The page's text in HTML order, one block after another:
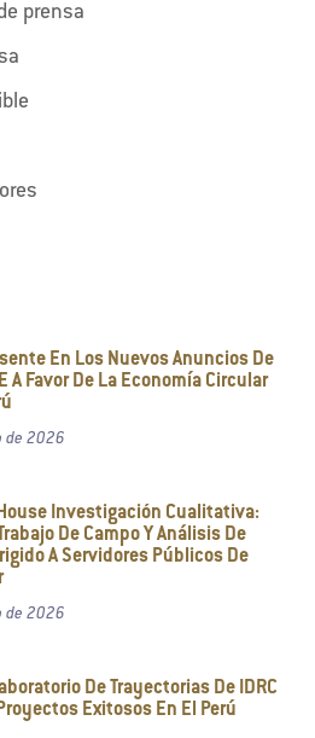
prensa
En Los Nuevos Anuncios De
A Favor De La Economía Circular
de 2026
Investigación Cualitativa:
De Campo Y Análisis De
A Servidores Públicos De
de 2026
De Trayectorias De IDRC
Exitosos En El Perú